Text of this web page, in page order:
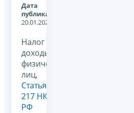
Дата
публикации:
20.01.2026
Налог на
доходы
физических
лиц,
Статья
217 НК
РФ